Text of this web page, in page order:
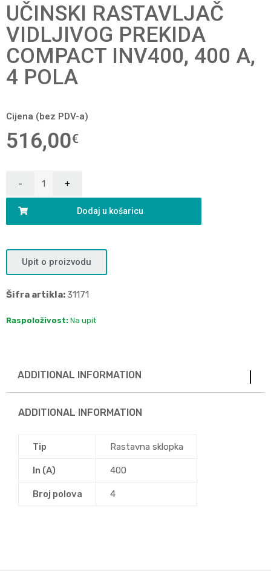
UČINSKI RASTAVLJAČ
VIDLJIVOG PREKIDA
COMPACT INV400, 400 A,
4 POLA
Cijena (bez PDV-a)
516,00€
Dodaj u košaricu
Upit o proizvodu
Šifra artikla:31171
Raspoloživost: Na upit
ADDITIONAL INFORMATION
ADDITIONAL INFORMATION
Tip Rastavna sklopka
In (A) 400
Broj polova 4